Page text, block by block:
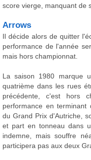
score vierge, manquant de
Arrows
Il décide alors de quitter
performance de l'année
mais hors championnat.
La saison 1980 marque
quatrième dans les rues
précédente, c'est hors
performance en terminant
du Grand Prix d'Autriche,
et part en tonneau dans
indemne, mais souffre
participera pas aux deux